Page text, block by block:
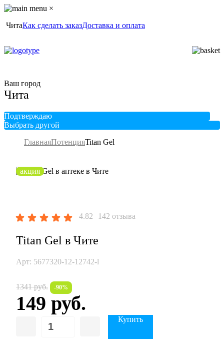
×
ЧитаКак сделать заказДоставка и оплата
Ваш город
Чита
Подтверждаю
Выбрать другой
ГлавнаяПотенцияTitan Gel
акция
4.82 142 отзыва
Titan Gel в Чите
Арт: 5677320-12-12742-l
1341 руб. -90%
149 руб.
Купить